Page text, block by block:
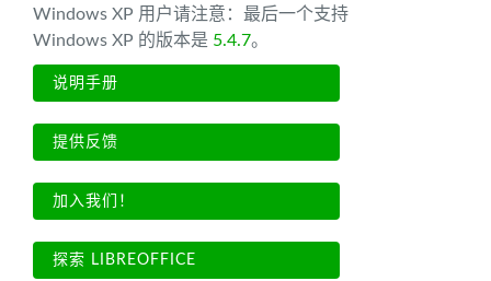
Windows XP 用户请注意：最后一个支持
Windows XP 的版本是 5.4.7。
说明手册
提供反馈
加入我们！
探索 LIBREOFFICE